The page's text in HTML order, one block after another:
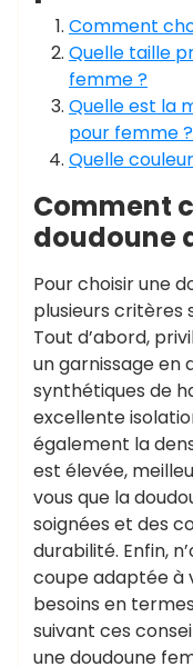
Comment
Quelle taille
femme ?
Quelle est la
pour femme ?
Quelle
Comment
doudoune
Pour choisir une
plusieurs critères
Tout d’abord,
un garnissage en
synthétiques de
excellente
également la
est élevée,
vous que la
soignées et des
durabilité. Enfin,
coupe adaptée à
besoins en
suivant ces
une doudoune